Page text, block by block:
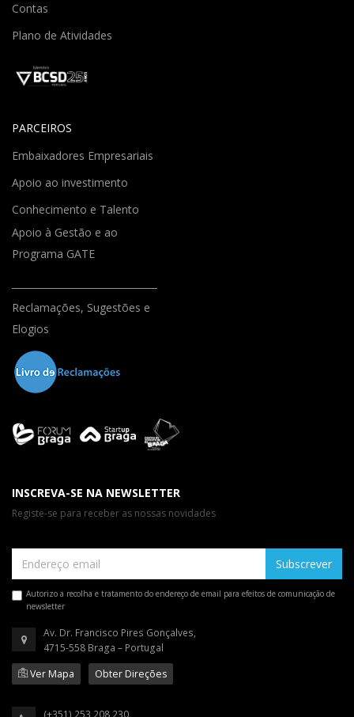
Contas
Plano de Atividades
PARCEIROS
Embaixadores Empresariais
Apoio ao investimento
Conhecimento e Talento
Apoio à Gestão e ao
Programa GATE
Reclamações, Sugestões e
Elogios
INSCREVA-SE NA NEWSLETTER
Registe-se para receber as nossas novidades
Subscrever
Autorizo a recolha e tratamento do endereço de email para efeitos de comunicação de
newsletter
Av. Dr. Francisco Pires Gonçalves,
4715-558 Braga – Portugal
Ver Mapa
Obter Direções